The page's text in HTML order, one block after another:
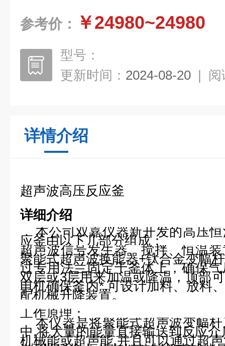
参考价： ￥24980~24980
型号：
更新时间： 2024-08-20 | 阅
详情介绍
超声波高压反应釜
详细介绍
本公司双嘉仪器新开发的高压恒
应釜由以下几部分组成：
超声波信号发生器、搅拌、恒温
聚能式超声波换能器+钛合金变幅
过专用法兰固定于釜体上，确保
双层或3层用来加温或降温，顶部
电机确保釜内*.可设计加料、放料
配机械升降装置。
工作原理：
本仪器是将聚能式超声波变幅杆
中,将大量的能量直接输送到反应
机械能或超声能,并且可以通过超